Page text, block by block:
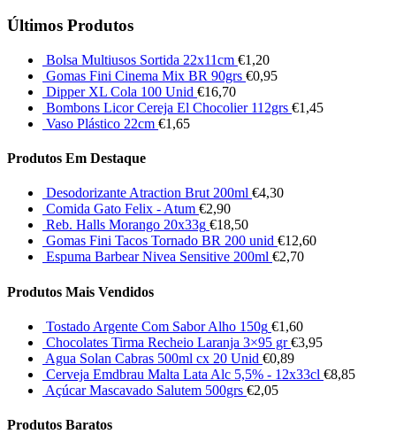
Últimos Produtos
Bolsa Multiusos Sortida 22x11cm €1,20
Gomas Fini Cinema Mix BR 90grs €0,95
Dipper XL Cola 100 Unid €16,70
Bombons Licor Cereja El Chocolier 112grs €1,45
Vaso Plástico 22cm €1,65
Produtos Em Destaque
Desodorizante Atraction Brut 200ml €4,30
Comida Gato Felix - Atum €2,90
Reb. Halls Morango 20x33g €18,50
Gomas Fini Tacos Tornado BR 200 unid €12,60
Espuma Barbear Nivea Sensitive 200ml €2,70
Produtos Mais Vendidos
Tostado Argente Com Sabor Alho 150g €1,60
Chocolates Tirma Recheio Laranja 3×95 gr €3,95
Agua Solan Cabras 500ml cx 20 Unid €0,89
Cerveja Emdbrau Malta Lata Alc 5,5% - 12x33cl €8,85
Açúcar Mascavado Salutem 500grs €2,05
Produtos Baratos